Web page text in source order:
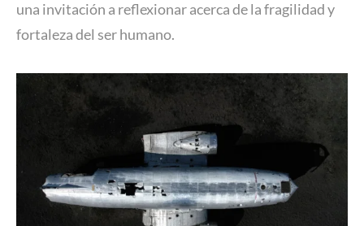
una invitación a reflexionar acerca de la fragilidad y
fortaleza del ser humano.